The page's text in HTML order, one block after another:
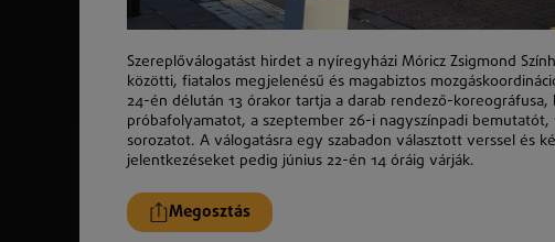
Szereplőválogatást hirdet a nyíregyházi Móricz Zsigmond
közötti, fiatalos megjelenésű és magabiztos
24-én délután 13 órakor tartja a darab rendező-
próbafolyamatot, a szeptember 26-i nagyszínpadi
sorozatot. A válogatásra egy szabadon választott verssel és
jelentkezéseket pedig június 22-én 14 óráig várják.
Megosztás